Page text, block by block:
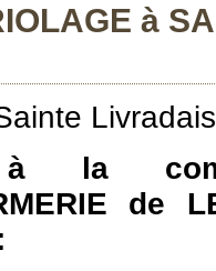
à
la
de